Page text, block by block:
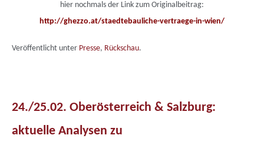
hier nochmals der Link zum Originalbeitrag:
http://ghezzo.at/staedtebauliche-vertraege-in-wien/
Veröffentlicht unter Presse, Rückschau.
24./25.02. Oberösterreich & Salzburg:
aktuelle Analysen zu